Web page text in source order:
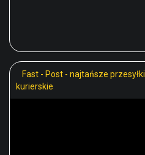
Fast - Post - najtańsze przesyłki
kurierskie